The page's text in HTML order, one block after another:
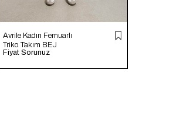
Avrile Kadın Femuarlı
Triko Takım BEJ
A92492-S
Fiyat Sorunuz